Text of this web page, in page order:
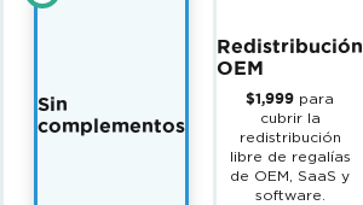
Sin
complementos
Redistribución
OEM
$1,999 para
cubrir la
redistribución
libre de regalías
de OEM, SaaS y
software.